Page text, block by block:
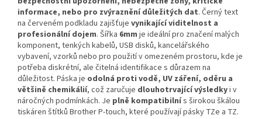
informace, nebo pro zvýraznění důležitých dat. Černý text
na červeném podkladu zajišťuje vynikající viditelnost a
profesionální dojem. Šířka 6mm je ideální pro značení malých
komponent, tenkých kabelů, USB disků, kancelářského
vybavení, vzorků nebo pro použití v omezeném prostoru, kde je
potřeba diskrétní, ale čitelná identifikace s důrazem na
důležitost. Páska je odolná proti vodě, UV záření, oděru a
většině chemikálií, což zaručuje dlouhotrvající výsledkyi v
náročných podmínkách. Je plně kompatibilnís širokou škálou
tiskáren štítků Brother P-touch, které používají pásky TZe a TZ.